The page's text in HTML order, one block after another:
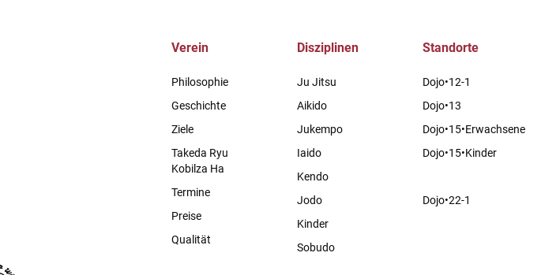
Verein
Philosophie
Geschichte
Ziele
Takeda Ryu
Kobilza Ha
Termine
Preise
Qualität
Disziplinen
Ju Jitsu
Aikido
Jukempo
Iaido
Kendo
Jodo
Kinder
Sobudo
Standorte
Dojo•12-1
Dojo•13
Dojo•15•Erwachsene
Dojo•15•Kinder
Dojo•22-1